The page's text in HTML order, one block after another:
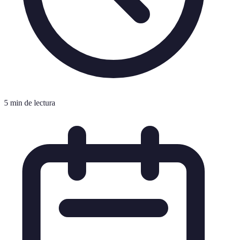
5 min de lectura